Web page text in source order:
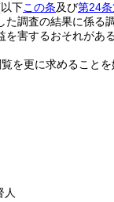
下この条及び第24
調査の結果に係る
害するおそれがあ
を更に求めることを
人